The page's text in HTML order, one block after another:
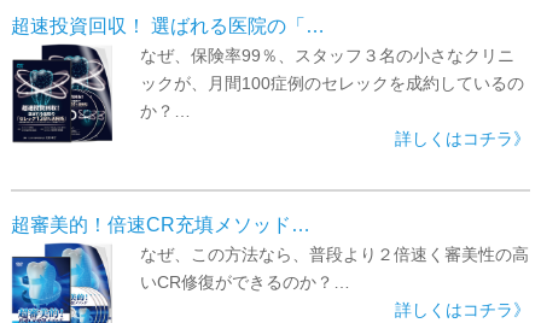
超速投資回収！ 選ばれる医院の「…
なぜ、保険率99％、スタッフ３名の小さなクリニ
ックが、月間100症例のセレックを成約しているの
か？…
詳しくはコチラ》
超審美的！倍速CR充填メソッド…
なぜ、この方法なら、普段より２倍速く審美性の高
いCR修復ができるのか？…
詳しくはコチラ》